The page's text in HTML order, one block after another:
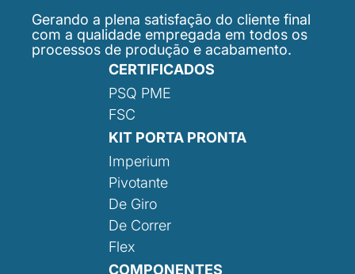
Gerando a plena satisfação do cliente final
com a qualidade empregada em todos os
processos de produção e acabamento.
CERTIFICADOS
PSQ PME
FSC
KIT PORTA PRONTA
Imperium
Pivotante
De Giro
De Correr
Flex
COMPONENTES